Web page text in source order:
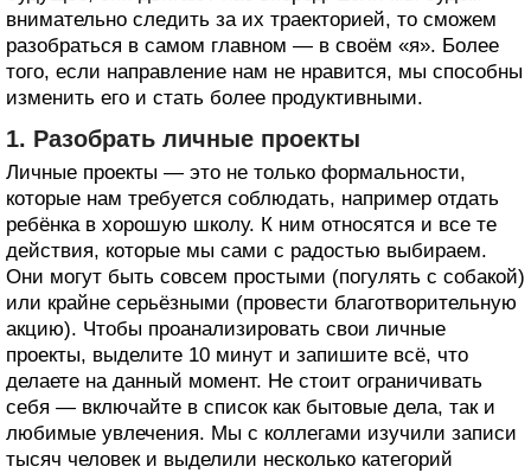
внимательно следить за их траекторией, то сможем
разобраться в самом главном — в своём «я». Более
того, если направление нам не нравится, мы способны
изменить его и стать более продуктивными.
1. Разобрать личные проекты
Личные проекты — это не только формальности,
которые нам требуется соблюдать, например отдать
ребёнка в хорошую школу. К ним относятся и все те
действия, которые мы сами с радостью выбираем.
Они могут быть совсем простыми (погулять с собакой)
или крайне серьёзными (провести благотворительную
акцию). Чтобы проанализировать свои личные
проекты, выделите 10 минут и запишите всё, что
делаете на данный момент. Не стоит ограничивать
себя — включайте в список как бытовые дела, так и
любимые увлечения. Мы с коллегами изучили записи
тысяч человек и выделили несколько категорий